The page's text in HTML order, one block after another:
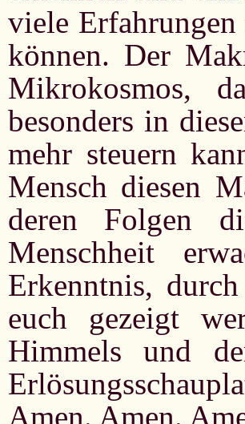
viele
können. Der
Mikrokosmos,
besonders in
mehr steuern
Mensch diesen
deren Folgen
Menschheit
Erkenntnis,
euch gezeigt
Himmels und
Amen. Amen.